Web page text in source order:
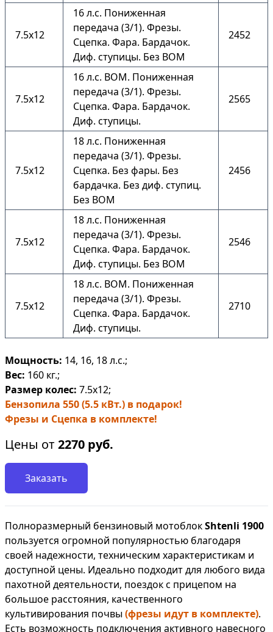
7.5х12
16 л.с. Пониженная
передача (3/1). Фрезы.
Сцепка. Фара. Бардачок.
Диф. ступицы. Без ВОМ
2452
7.5х12
16 л.с. ВОМ. Пониженная
передача (3/1). Фрезы.
Сцепка. Фара. Бардачок.
Диф. ступицы.
2565
7.5х12
18 л.с. Пониженная
передача (3/1). Фрезы.
Сцепка. Без фары. Без
бардачка. Без диф. ступиц.
Без ВОМ
2456
7.5х12
18 л.с. Пониженная
передача (3/1). Фрезы.
Сцепка. Фара. Бардачок.
Диф. ступицы. Без ВОМ
2546
7.5х12
18 л.с. ВОМ. Пониженная
передача (3/1). Фрезы.
Сцепка. Фара. Бардачок.
Диф. ступицы.
2710
Мощность: 14, 16, 18 л.с.;
Вес: 160 кг.;
Размер колес: 7.5х12;
Бензопила 550 (5.5 кВт.) в подарок!
Фрезы и Сцепка в комплекте!
Цены от2270 руб.
Заказать
Полноразмерный бензиновый мотоблокShtenli 1900
пользуется огромной популярностью благодаря
своей надежности, техническим характеристикам и
доступной цены. Идеально подходит для любого вида
пахотной деятельности, поездок с прицепом на
большое расстояния, качественного
культивирования почвы(фрезы идут в комплекте).
Есть возможность подключения активного навесного